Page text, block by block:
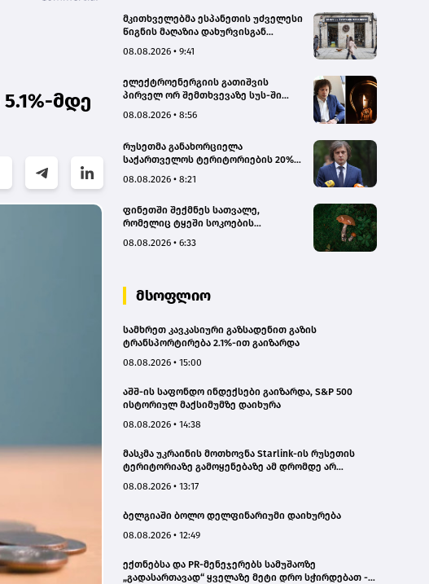
მდე
მკითხველებმა ესპანეთის უძველესი
წიგნის მაღაზია დახურვისგან
08.08.2026 • 9:41
ელექტროენერგიის გათიშვის
პირველ ორ შემთხვევაზე სუს-ში
გათიშვას ჰქონდა კონკრეტული
სამუშაოები ენგურჰესზე - კობახიძე
08.08.2026 • 8:56
რუსეთმა განახორციელა
საქართველოს ტერიტორიების 20%-
რეჟიმის და „ნაცმოძრაობის“
გადაფარავს ამ დანაშაულს, ეს იყო
დანაშაული ჩვენი სახელმწიფოს
წინაშე - კობახიძე
08.08.2026 • 8:21
ფინეთში შექმნეს სათვალე,
რომელიც ტყეში სოკოების
08.08.2026 • 6:33
მსოფლიო
სამხრეთ კავკასიური გაზსადენით გაზის
ტრანსპორტირება 2.1%-ით გაიზარდა
08.08.2026 • 15:00
აშშ-ის საფონდო ინდექსები გაიზარდა, S&P 500
ისტორიულ მაქსიმუმზე დაიხურა
08.08.2026 • 14:38
მასკმა უკრაინის მოთხოვნა Starlink-ის რუსეთის
ტერიტორიაზე გამოყენებაზე ამ დრომდე არ
08.08.2026 • 13:17
ბელგიაში ბოლო დელფინარიუმი დაიხურება
08.08.2026 • 12:49
ექთნებსა და PR-მენეჯერებს სამუშაოზე
„გადასართავად“ ყველაზე მეტი დრო სჭირდებათ -